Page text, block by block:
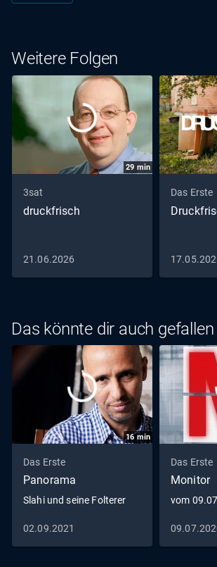
Weitere Folgen
29 min
3sat
druckfrisch
21.06.2026
Das Erste
Das könnte dir auch gefallen
16min
Das Erste
Panorama
Slahi und seine Folterer
02.09.2021
Das Erste
Monitor
vom